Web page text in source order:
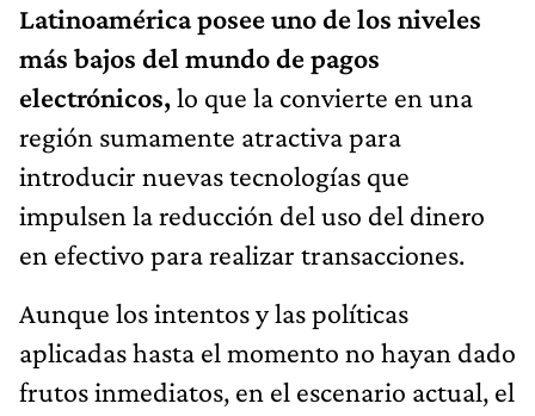
Latinoamérica posee uno de los niveles
más bajos del mundo de pagos
electrónicos,lo que la convierte en una
región sumamente atractiva para
introducir nuevas tecnologías que
impulsen la reducción del uso del dinero
en efectivo para realizar transacciones.
Aunque los intentos y las políticas
aplicadas hasta el momento no hayan dado
frutos inmediatos, en el escenario actual, el